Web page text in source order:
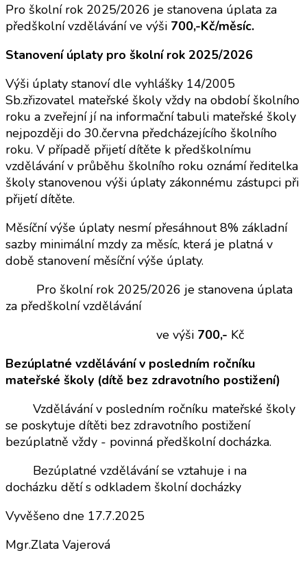
Pro školní rok 2025/2026 je stanovena úplata za
předškolní vzdělávání ve výši 700,-Kč/měsíc.
Stanovení úplaty pro školní rok 2025/2026
Výši úplaty stanoví dle vyhlášky 14/2005
Sb.zřizovatel mateřské školy vždy na období školního
roku a zveřejní jí na informační tabuli mateřské školy
nejpozději do 30.června předcházejícího školního
roku. V případě přijetí dítěte k předškolnímu
vzdělávání v průběhu školního roku oznámí ředitelka
školy stanovenou výši úplaty zákonnému zástupci při
přijetí dítěte.
Měsíční výše úplaty nesmí přesáhnout 8% základní
sazby minimální mzdy za měsíc, která je platná v
době stanovení měsíční výše úplaty.
Pro školní rok 2025/2026 je stanovena úplata
za předškolní vzdělávání
ve výši 700,- Kč
Bezúplatné vzdělávání v posledním ročníku
mateřské školy (dítě bez zdravotního postižení)
Vzdělávání v posledním ročníku mateřské školy
se poskytuje dítěti bez zdravotního postižení
bezúplatně vždy - povinná předškolní docházka.
Bezúplatné vzdělávání se vztahuje i na
docházku dětí s odkladem školní docházky
Vyvěšeno dne 17.7.2025
Mgr.Zlata Vajerová